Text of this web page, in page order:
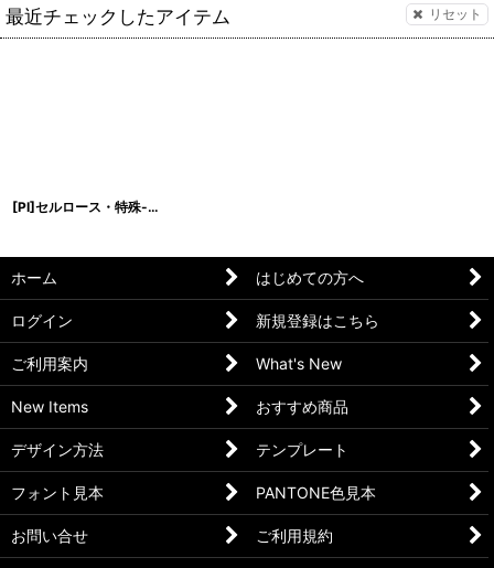
最近チェックしたアイテム リセット
[PI]セルロース・特殊-G
ホーム はじめての方へ
ログイン 新規登録はこちら
ご利用案内 What's New
New Items おすすめ商品
デザイン方法 テンプレート
フォント見本 PANTONE色見本
お問い合せ ご利用規約